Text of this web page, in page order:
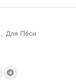
Для Пёси